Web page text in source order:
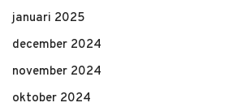
januari 2025
december 2024
november 2024
oktober 2024